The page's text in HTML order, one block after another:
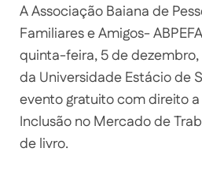
A Associação Baiana de
Familiares e Amigos-
quinta-feira, 5 de dezembro,
da Universidade Estácio de
evento gratuito com direito
Inclusão no Mercado de
de livro.